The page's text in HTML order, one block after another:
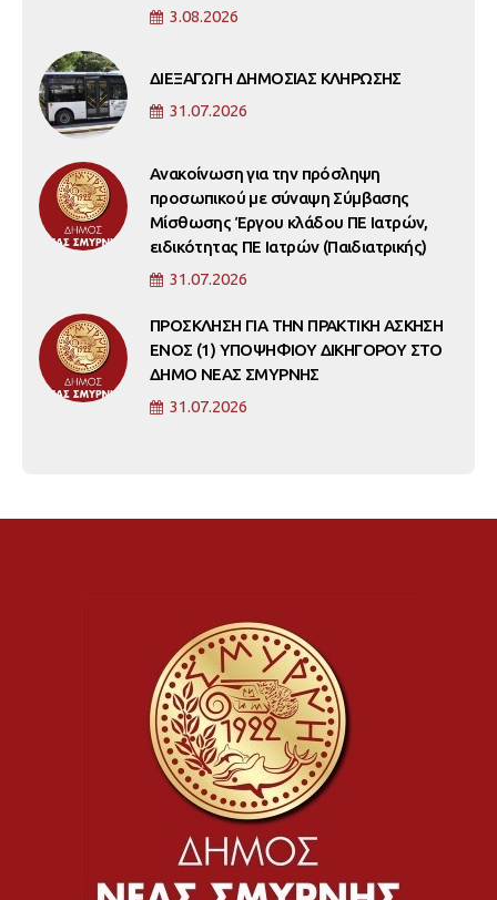
3.08.2026
ΔΙΕΞΑΓΩΓΗ ΔΗΜΟΣΙΑΣ ΚΛΗΡΩΣΗΣ
31.07.2026
Ανακοίνωση για την πρόσληψη
προσωπικού με σύναψη Σύμβασης
Μίσθωσης Έργου κλάδου ΠΕ Ιατρών,
ειδικότητας ΠΕ Ιατρών (Παιδιατρικής)
31.07.2026
ΠΡΟΣΚΛΗΣΗ ΓΙΑ ΤΗΝ ΠΡΑΚΤΙΚΗ ΑΣΚΗΣΗ
ΕΝΟΣ (1) ΥΠΟΨΗΦΙΟΥ ΔΙΚΗΓΟΡΟΥ ΣΤΟ
ΔΗΜΟ ΝΕΑΣ ΣΜΥΡΝΗΣ
31.07.2026